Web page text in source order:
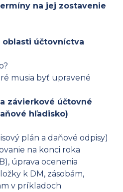
na jej zostavenie
účtovníctva
musia byť upravené
závierkové účtovné
hľadisko)
plán a daňové odpisy)
na konci roka
úprava ocenenia
k DM, zásobám,
v príkladoch